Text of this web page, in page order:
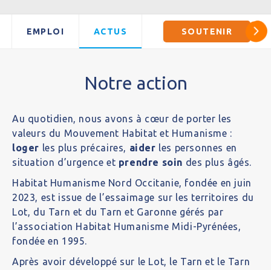
EMPLOI ACTUS SOUTENIR
Notre action
Au quotidien, nous avons à cœur de porter les
valeurs du Mouvement Habitat et Humanisme :
loger les plus précaires, aider les personnes en
situation d’urgence et prendre soin des plus âgés.
Habitat Humanisme Nord Occitanie, fondée en juin
2023, est issue de l’essaimage sur les territoires du
Lot, du Tarn et du Tarn et Garonne gérés par
l’association Habitat Humanisme Midi-Pyrénées,
fondée en 1995.
Après avoir développé sur le Lot, le Tarn et le Tarn